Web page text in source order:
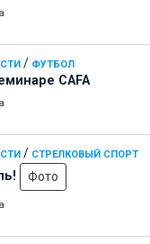
/ ФУТБОЛ
СAFA
/ СТРЕЛКОВЫЙ СПОРТ
Фото